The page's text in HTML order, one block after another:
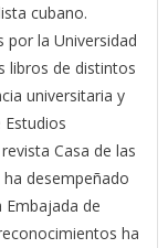
cubano.
por la Universidad
libros de distintos
universitaria y
Casa de las
desempeñado
de
ha